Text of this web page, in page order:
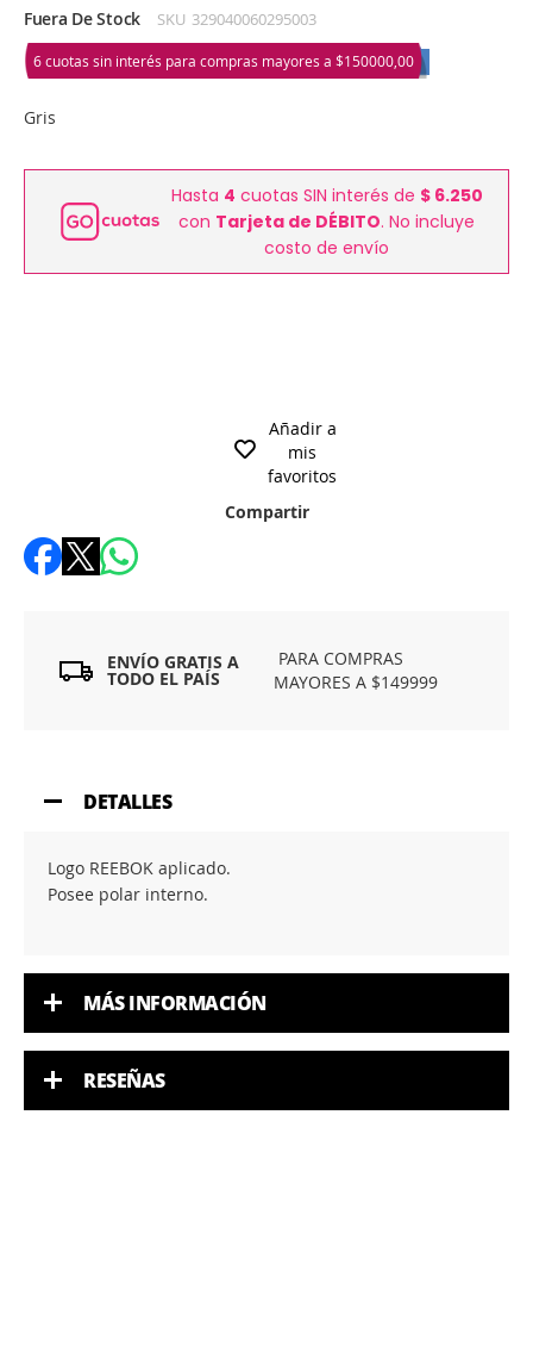
Fuera De Stock SKU 329040060295003
6 cuotas sin interés para compras mayores a $150000,00
Gris
Hasta 4 cuotas SIN interés de $ 6.250
con Tarjeta de DÉBITO. No incluye
costo de envío
Añadir a
mis
favoritos
Compartir
ENVÍO GRATIS A
TODO EL PAÍS
PARA COMPRAS
MAYORES A $149999
DETALLES
Logo REEBOK aplicado.
Posee polar interno.
MÁS INFORMACIÓN
RESEÑAS